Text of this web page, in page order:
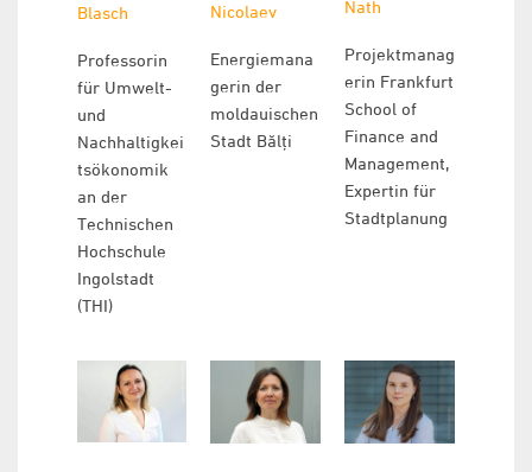
Blasch
Professorin
für Umwelt-
und
Nachhaltigkei
tsökonomik
an der
Technischen
Hochschule
Ingolstadt
(THI)
Nicolaev
Energiemana
gerin der
moldauischen
Stadt Bălți
Nath
Projektmanag
erin Frankfurt
School of
Finance and
Management,
Expertin für
Stadtplanung